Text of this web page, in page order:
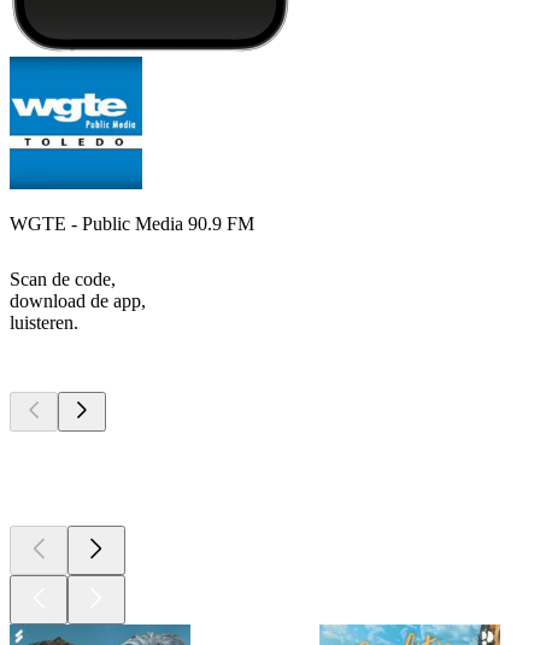
WGTE - Public Media 90.9 FM
Scan de code,
download de app,
luisteren.